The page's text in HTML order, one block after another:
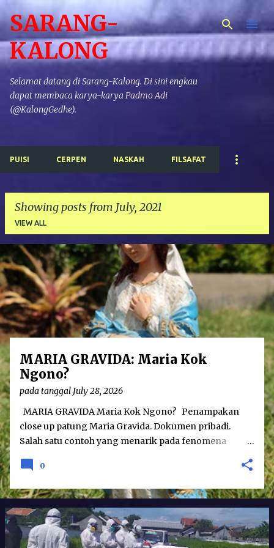
Skip to main content
SARANG-
KALONG
Selamat datang di Sarang-Kalong. Di sini engkau
dapat membaca karya-karya Padmo Adi
(@KalongGedhe).
PUISI CERPEN NASKAH FILSAFAT
Showing posts from July, 2021
VIEW ALL
P
o
s
t
s
MARIA GRAVIDA: Maria Kok
Ngono?
pada tanggal July 28, 2026
MARIA GRAVIDA Maria Kok Ngono? Penampakan
close up patung Maria Gravida. Dokumen pribadi.
Salah satu contoh yang menarik pada fenomena
Gravida. Karya tersebut menampilkan sosok Maria
patung Maria Gravida bukanlah merupakan hal yang
betul-betul baru; telah ditemukan seni patung Maria
Gravida pada tahun 1400-an di Eropa. Namun
demikian, patung yang menggambarkan perawan
0